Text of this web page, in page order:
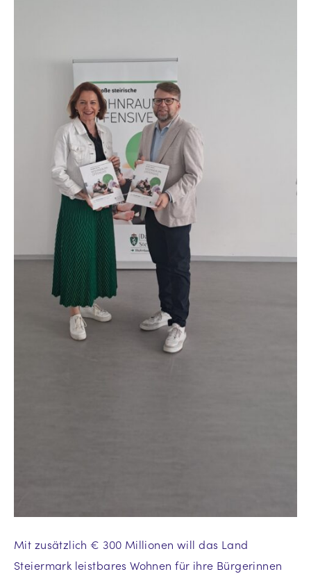
Mit zusätzlich € 300 Millionen will das Land
Steiermark leistbares Wohnen für ihre Bürgerinnen